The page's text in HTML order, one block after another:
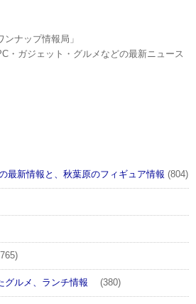
ナップ情報局」
・ガジェット・グルメなどの最新ニュース
最新情報と、秋葉原のフィギュア情報 (804)
グルメ、ランチ情報 (380)